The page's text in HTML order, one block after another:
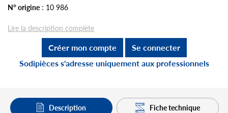
N° origine : 10 986
Lire la description complète
Créer mon compte
Se connecter
Sodipièces s'adresse uniquement aux professionnels
Description Fiche technique